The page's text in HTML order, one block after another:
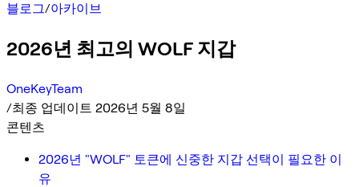
블로그/아카이브
2026년 최고의 WOLF 지갑
OneKeyTeam
/최종 업데이트 2026년 5월 8일
콘텐츠
2026년 "WOLF" 토큰에 신중한 지갑 선택이 필요한 이
유